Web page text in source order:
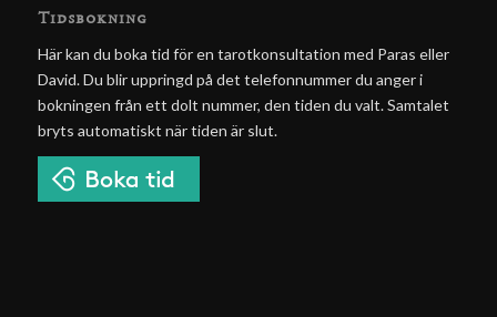
Tidsbokning
Här kan du boka tid för en tarotkonsultation med Paras eller
David. Du blir uppringd på det telefonnummer du anger i
bokningen från ett dolt nummer, den tiden du valt. Samtalet
bryts automatiskt när tiden är slut.